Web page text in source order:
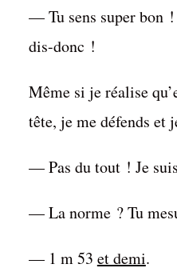
— Tu sens super bon
dis-donc !
Même si je réalise
tête, je me défends et
— Pas du tout ! Je
— La norme ? Tu
— 1 m 53 et demi.